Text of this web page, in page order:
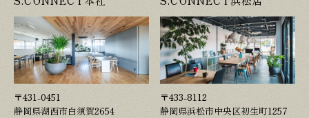
〒431-0451
静岡県湖西市白須賀2654
〒433-8112
静岡県浜松市中央区初生町1257